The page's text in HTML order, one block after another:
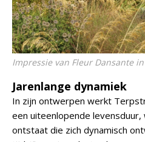
Impressie van Fleur Dansante
Jarenlange dynamiek
In zijn ontwerpen werkt
een uiteenlopende
ontstaat die zich dynamisch